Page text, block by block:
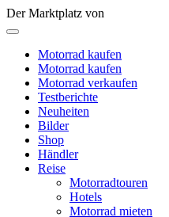
Der Marktplatz von
Motorrad kaufen
Motorrad kaufen
Motorrad verkaufen
Testberichte
Neuheiten
Bilder
Shop
Händler
Reise
Motorradtouren
Hotels
Motorrad mieten